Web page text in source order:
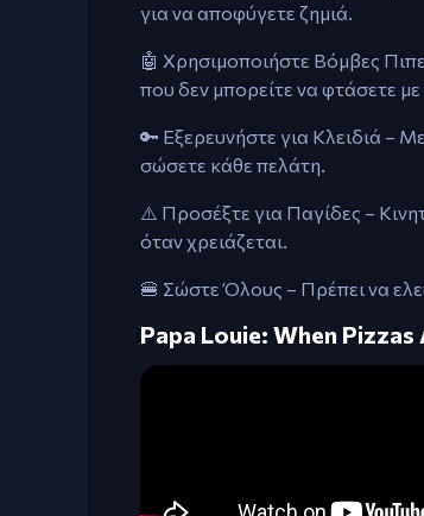
για να αποφύγετε ζημιά.
🤖 Χρησιμοποιήστε Βόμβες
που δεν μπορείτε να φτάσετε
🔑 Εξερευνήστε για Κλειδιά –
σώσετε κάθε πελάτη.
⚠️ Προσέξτε για Παγίδες –
όταν χρειάζεται.
🍔 Σώστε Όλους – Πρέπει να
Papa Louie: When